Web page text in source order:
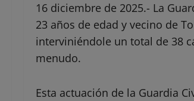
16 diciembre de 2025.- La
23 años de edad y vecino de
interviniéndole un total de 38
menudo.
Esta actuación de la Guardia